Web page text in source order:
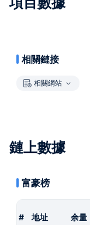
相關鏈接
相關網站
鏈上數據
富豪榜
# 地址 余量